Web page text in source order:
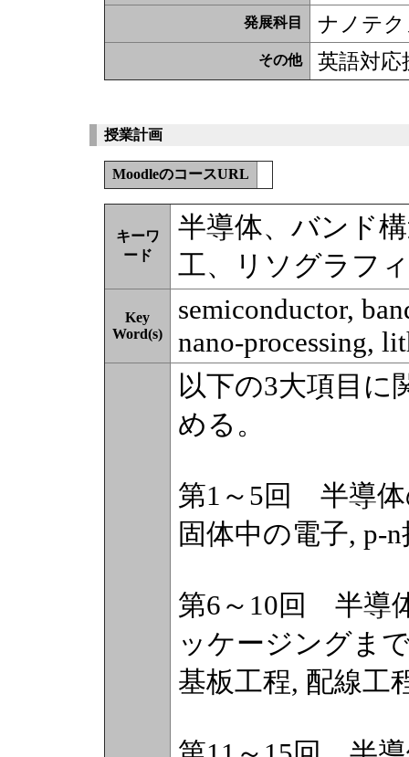
発展科目 ナノテ
その他 英語対応
授業計画
MoodleのコースURL
キーワ
ード
半導体、バンド
工、リソグラフ
Key
Word(s)
semiconductor,
nano-processing,
以下の3大項目に
める。
第1～5回 半導体
固体中の電子, p-
第6～10回 半導
ッケージングま
基板工程, 配線工